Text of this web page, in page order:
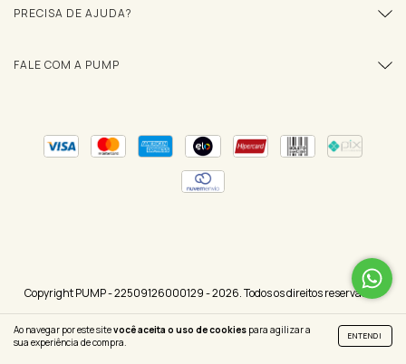
Ao navegar por este sitevocê aceita o uso de cookies para agilizar a
sua experiência de compra.
ENTENDI
PRECISA DE AJUDA?
FALE COM A PUMP
Copyright PUMP - 22509126000129 - 2026. Todos os direitos reservados.